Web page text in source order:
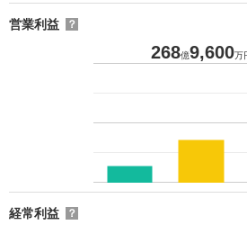
営業利益 ？
268億9,600万
経常利益 ？